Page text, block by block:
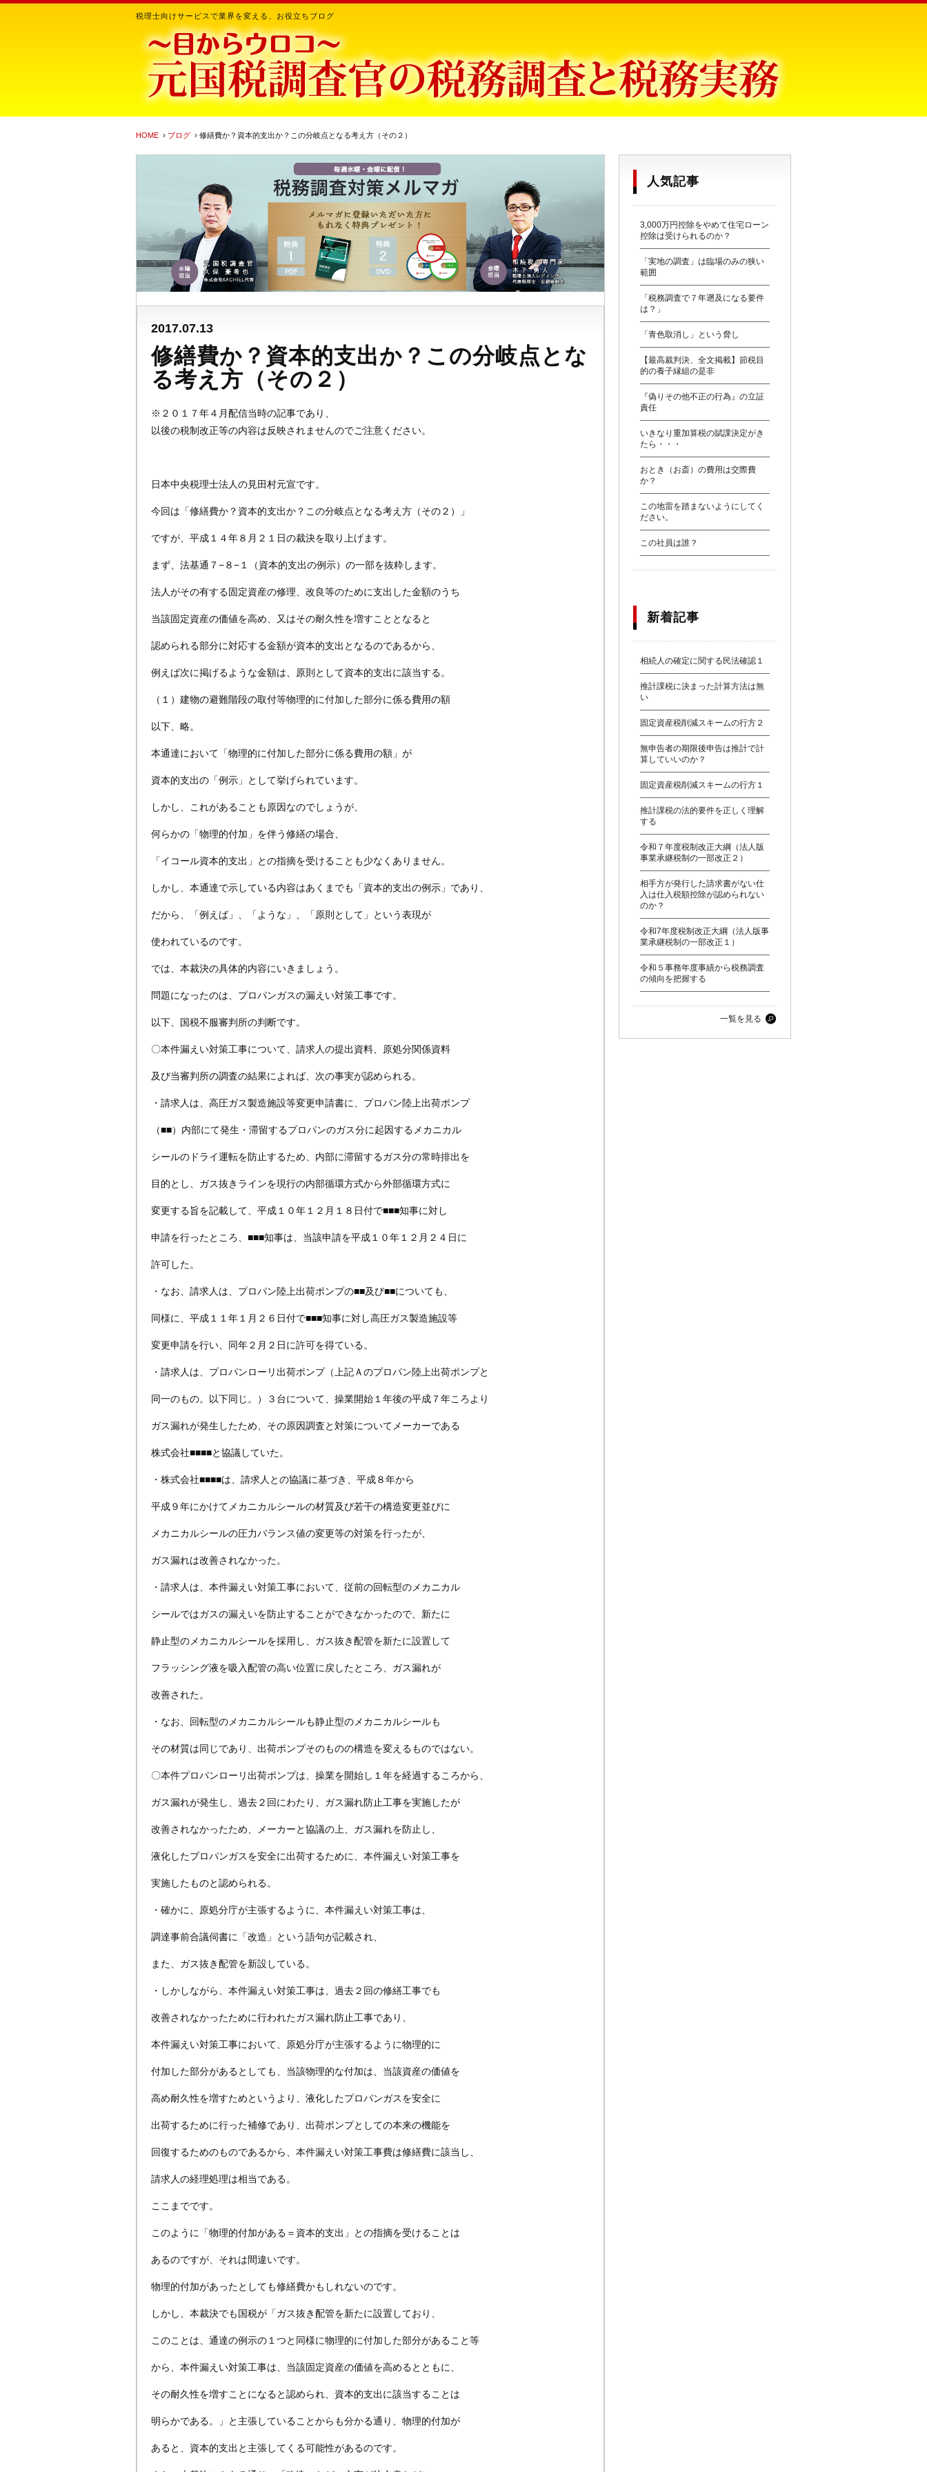
税理士向けサービスで業界を変える、お役立ちブログ
HOME › ブログ › 修繕費か？資本的支出か？この分岐点となる考え方（その２）
2017.07.13
修繕費か？資本的支出か？この分岐点とな
る考え方（その２）
※２０１７年４月配信当時の記事であり、
以後の税制改正等の内容は反映されませんのでご注意ください。
日本中央税理士法人の見田村元宣です。
今回は「修繕費か？資本的支出か？この分岐点となる考え方（その２）」
ですが、平成１４年８月２１日の裁決を取り上げます。
まず、法基通７−８−１（資本的支出の例示）の一部を抜粋します。
法人がその有する固定資産の修理、改良等のために支出した金額のうち
当該固定資産の価値を高め、又はその耐久性を増すこととなると
認められる部分に対応する金額が資本的支出となるのであるから、
例えば次に掲げるような金額は、原則として資本的支出に該当する。
（１）建物の避難階段の取付等物理的に付加した部分に係る費用の額
以下、略。
本通達において「物理的に付加した部分に係る費用の額」が
資本的支出の「例示」として挙げられています。
しかし、これがあることも原因なのでしょうが、
何らかの「物理的付加」を伴う修繕の場合、
「イコール資本的支出」との指摘を受けることも少なくありません。
しかし、本通達で示している内容はあくまでも「資本的支出の例示」であり、
だから、「例えば」、「ような」、「原則として」という表現が
使われているのです。
では、本裁決の具体的内容にいきましょう。
問題になったのは、プロパンガスの漏えい対策工事です。
以下、国税不服審判所の判断です。
〇本件漏えい対策工事について、請求人の提出資料、原処分関係資料
及び当審判所の調査の結果によれば、次の事実が認められる。
・請求人は、高圧ガス製造施設等変更申請書に、プロパン陸上出荷ポンプ
（■■）内部にて発生・滞留するプロパンのガス分に起因するメカニカル
シールのドライ運転を防止するため、内部に滞留するガス分の常時排出を
目的とし、ガス抜きラインを現行の内部循環方式から外部循環方式に
変更する旨を記載して、平成１０年１２月１８日付で■■■知事に対し
申請を行ったところ、■■■知事は、当該申請を平成１０年１２月２４日に
許可した。
・なお、請求人は、プロパン陸上出荷ポンプの■■及び■■についても、
同様に、平成１１年１月２６日付で■■■知事に対し高圧ガス製造施設等
変更申請を行い、同年２月２日に許可を得ている。
・請求人は、プロパンローリ出荷ポンプ（上記Ａのプロパン陸上出荷ポンプと
同一のもの。以下同じ。）３台について、操業開始１年後の平成７年ころより
ガス漏れが発生したため、その原因調査と対策についてメーカーである
株式会社■■■■と協議していた。
・株式会社■■■■は、請求人との協議に基づき、平成８年から
平成９年にかけてメカニカルシールの材質及び若干の構造変更並びに
メカニカルシールの圧力バランス値の変更等の対策を行ったが、
ガス漏れは改善されなかった。
・請求人は、本件漏えい対策工事において、従前の回転型のメカニカル
シールではガスの漏えいを防止することができなかったので、新たに
静止型のメカニカルシールを採用し、ガス抜き配管を新たに設置して
フラッシング液を吸入配管の高い位置に戻したところ、ガス漏れが
改善された。
・なお、回転型のメカニカルシールも静止型のメカニカルシールも
その材質は同じであり、出荷ポンプそのものの構造を変えるものではない。
〇本件プロパンローリ出荷ポンプは、操業を開始し１年を経過するころから、
ガス漏れが発生し、過去２回にわたり、ガス漏れ防止工事を実施したが
改善されなかったため、メーカーと協議の上、ガス漏れを防止し、
液化したプロパンガスを安全に出荷するために、本件漏えい対策工事を
実施したものと認められる。
・確かに、原処分庁が主張するように、本件漏えい対策工事は、
調達事前合議伺書に「改造」という語句が記載され、
また、ガス抜き配管を新設している。
・しかしながら、本件漏えい対策工事は、過去２回の修繕工事でも
改善されなかったために行われたガス漏れ防止工事であり、
本件漏えい対策工事において、原処分庁が主張するように物理的に
付加した部分があるとしても、当該物理的な付加は、当該資産の価値を
高め耐久性を増すためというより、液化したプロパンガスを安全に
出荷するために行った補修であり、出荷ポンプとしての本来の機能を
回復するためのものであるから、本件漏えい対策工事費は修繕費に該当し、
請求人の経理処理は相当である。
ここまでです。
このように「物理的付加がある＝資本的支出」との指摘を受けることは
あるのですが、それは間違いです。
物理的付加があったとしても修繕費かもしれないのです。
しかし、本裁決でも国税が「ガス抜き配管を新たに設置しており、
このことは、通達の例示の１つと同様に物理的に付加した部分があること等
から、本件漏えい対策工事は、当該固定資産の価値を高めるとともに、
その耐久性を増すことになると認められ、資本的支出に該当することは
明らかである。」と主張していることからも分かる通り、物理的付加が
あると、資本的支出と主張してくる可能性があるのです。
人気記事
3,000万円控除をやめて住宅ローン
控除は受けられるのか？
「実地の調査」は臨場のみの狭い
範囲
「税務調査で７年遡及になる要件
は？」
「青色取消し」という脅し
【最高裁判決、全文掲載】節税目
的の養子縁組の是非
『偽りその他不正の行為』の立証
責任
いきなり重加算税の賦課決定がき
たら・・・
おとき（お斎）の費用は交際費
か？
この地雷を踏まないようにしてく
ださい。
この社員は誰？
新着記事
相続人の確定に関する民法確認１
推計課税に決まった計算方法は無
い
固定資産税削減スキームの行方２
無申告者の期限後申告は推計で計
算していいのか？
固定資産税削減スキームの行方１
推計課税の法的要件を正しく理解
する
令和７年度税制改正大綱（法人版
事業承継税制の一部改正２）
相手方が発行した請求書がない仕
入は仕入税額控除が認められない
のか？
令和7年度税制改正大綱（法人版事
業承継税制の一部改正１）
令和５事務年度事績から税務調査
の傾向を把握する
一覧を見る